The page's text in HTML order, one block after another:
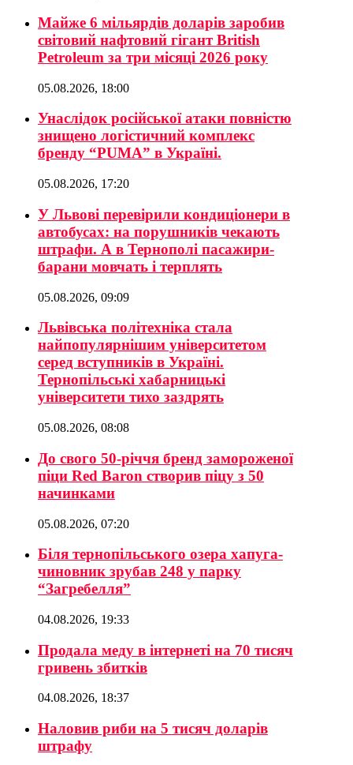
Майже 6 мільярдів доларів заробив
світовий нафтовий гігант British
Petroleum за три місяці 2026 року
05.08.2026, 18:00
Унаслідок російської атаки повністю
знищено логістичний комплекс
бренду “PUMA” в Україні.
05.08.2026, 17:20
У Львові перевірили кондиціонери в
автобусах: на порушників чекають
штрафи. А в Тернополі пасажири-
барани мовчать і терплять
05.08.2026, 09:09
Львівська політехніка стала
найпопулярнішим університетом
серед вступників в Україні.
Тернопільські хабарницькі
університети тихо заздрять
05.08.2026, 08:08
До свого 50-річчя бренд замороженої
піци Red Baron створив піцу з 50
начинками
05.08.2026, 07:20
Біля тернопільського озера хапуга-
чиновник зрубав 248 у парку
“Загребелля”
04.08.2026, 19:33
Продала меду в інтернеті на 70 тисяч
гривень збитків
04.08.2026, 18:37
Наловив риби на 5 тисяч доларів
штрафу